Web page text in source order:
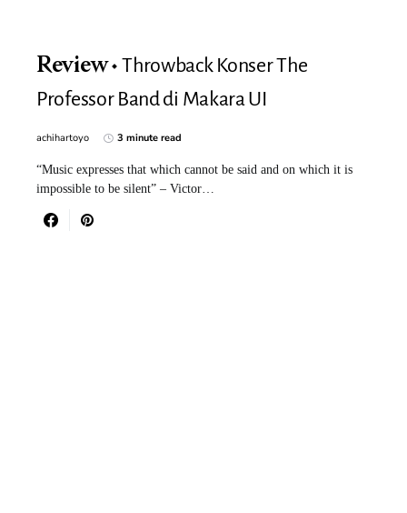
Review
Throwback Konser The
Professor Band di Makara UI
achihartoyo 3 minute read
“Music expresses that which cannot be said and on which it is
impossible to be silent” – Victor…